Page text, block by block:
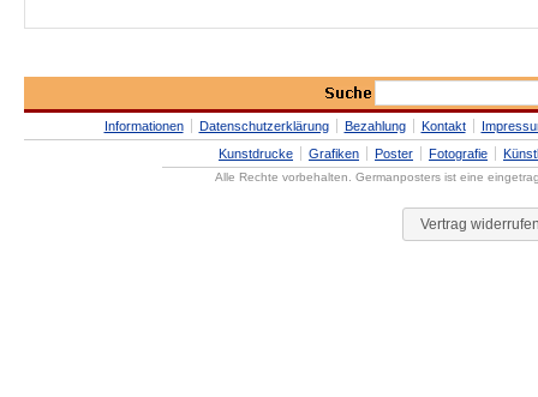
Informationen Datenschutzerklärung Bezahlung Kontakt
Kunstdrucke
Grafiken Poster Fotografie
Alle Rechte vorbehalten. Germanposters ist eine
Vertrag